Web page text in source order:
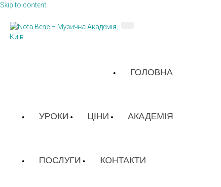
Skip to content
ГОЛОВНА
УРОКИ ЦІНИ АКАДЕМІЯ
ПОСЛУГИ КОНТАКТИ